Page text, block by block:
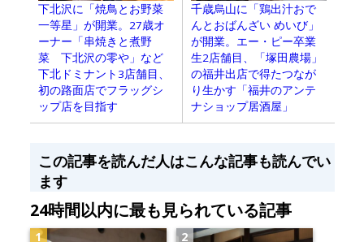
下北沢に「焼鳥とお野菜
一等星」が開業。27歳オ
ーナー「串焼きと煮野
菜 下北沢の零や」など
下北ドミナント3店舗目、
初の路面店でフラッグシ
ップ店を目指す
千歳烏山に「鶏出汁おで
んとおばんざい めいび」
が開業。エー・ピー卒業
生2店舗目、「塚田農場」
の福井出店で得たつなが
り生かす「福井のアンテ
ナショップ居酒屋」
この記事を読んだ人はこんな記事も読んでい
ます
24時間以内に最も見られている記事